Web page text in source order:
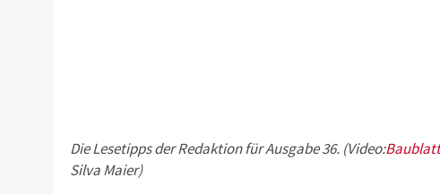
Die Lesetipps der Redaktion für Ausgabe 36. (Video:
Silva Maier)